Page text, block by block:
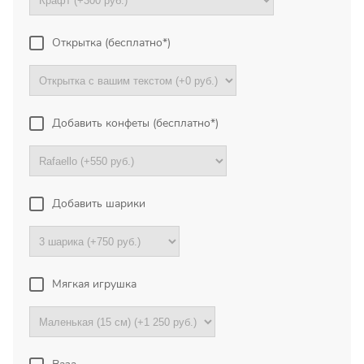
Екатеринбург
Огромная благодарность
менеджерам магазина за
отзывчивость, понимание и
отличную работу! Очень
выручили меня в непростой
ситуации,...
Все отзывы
ПОДПИШИТЕСЬ!
Чтобы первыми узнать о
наших акциях и скидках
Открытка (бесплатно*)
Добавить конфеты (бесплатно*)
Добавить шарики
Мягкая игрушка